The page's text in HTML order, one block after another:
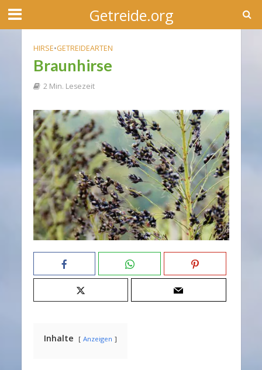
Getreide.org
HIRSE•GETREIDEARTEN
Braunhirse
2 Min. Lesezeit
Inhalte Anzeigen